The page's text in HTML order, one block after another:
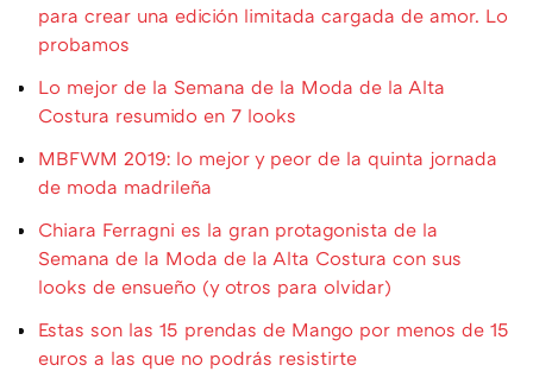
para crear una edición limitada cargada de amor. Lo
probamos
Lo mejor de la Semana de la Moda de la Alta
Costura resumido en 7 looks
MBFWM 2019: lo mejor y peor de la quinta jornada
de moda madrileña
Chiara Ferragni es la gran protagonista de la
Semana de la Moda de la Alta Costura con sus
looks de ensueño (y otros para olvidar)
Estas son las 15 prendas de Mango por menos de 15
euros a las que no podrás resistirte